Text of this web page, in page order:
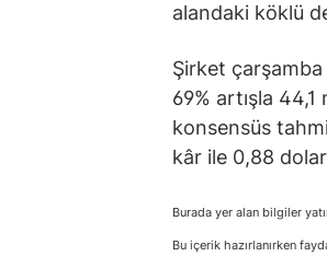
alandaki köklü
Şirket çarşamba
69% artışla
konsensüs
kâr ile 0,88
Burada yer alan bilgiler
Bu içerik hazırlanırken